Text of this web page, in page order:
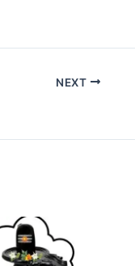
NEXT